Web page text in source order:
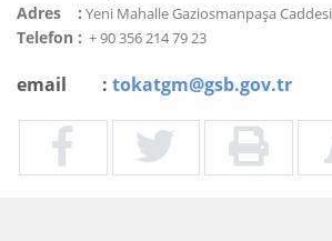
Adres
: Yeni Mahalle Gaziosmanpaşa
Telefon : + 90 356 214 79 23
email : tokatgm@gsb.gov.tr